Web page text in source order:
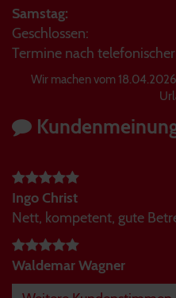
Samstag:
Geschlossen:
Termine nach
Wir machen vom
Ingo Christ
Nett, kompetent, gute
Waldemar Wagner